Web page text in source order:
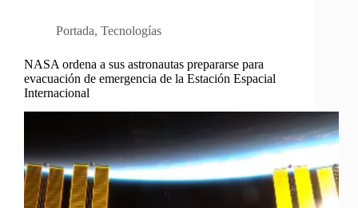
Portada, Tecnologías
NASA ordena a sus astronautas prepararse para
evacuación de emergencia de la Estación Espacial
Internacional